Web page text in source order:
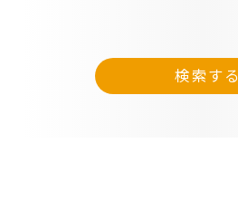
検索する